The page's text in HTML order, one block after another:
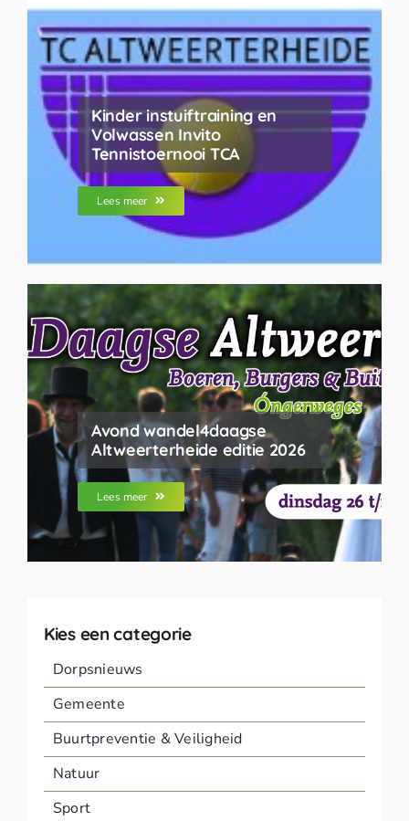
Kinder instuiftraining en
Volwassen Invito
Tennistoernooi TCA
Lees meer
Avond wandel4daagse
Altweerterheide editie 2026
Lees meer
Kies een categorie
Dorpsnieuws
Gemeente
Buurtpreventie & Veiligheid
Natuur
Sport